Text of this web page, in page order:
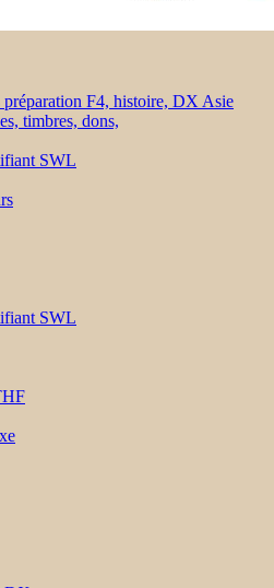
F4, histoire, DX Asie
timbres, dons,
SWL
SWL